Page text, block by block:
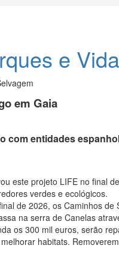
e
em Gaia
com entidades
este projeto LIFE no final
verdes e ecológicos.
de 2026, os Caminhos
na serra de Canelas
os 300 mil euros, serão
habitats.